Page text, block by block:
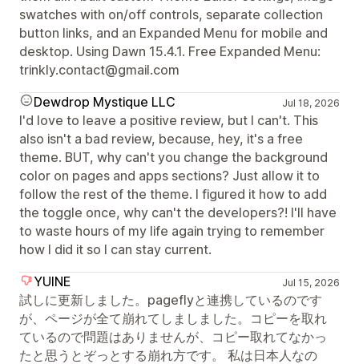
swatches with on/off controls, separate collection
button links, and an Expanded Menu for mobile and
desktop. Using Dawn 15.4.1. Free Expanded Menu:
trinkly.contact@gmail.com
Dewdrop Mystique LLC
Jul 18, 2026
I'd love to leave a positive review, but I can't. This
also isn't a bad review, because, hey, it's a free
theme. BUT, why can't you change the background
color on pages and apps sections? Just allow it to
follow the rest of the theme. I figured it how to add
the toggle once, why can't the developers?! I'll have
to waste hours of my life again trying to remember
how I did it so I can stay current.
YUINE
Jul 15, 2026
試しに更新しました。pageflyと連携しているのです
が、ページが全て崩れてしましました。コピーを取れ
ているので問題はありませんが、コピー取れてなかっ
たと思うとぞっとする崩れ方です。 私は日本人なの